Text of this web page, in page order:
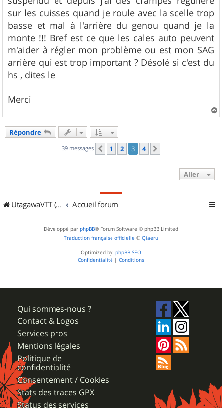
sur les cuisses quand je roule avec la scelle trop
basse et mal à l'arrière du genou quand je la
monte !!! Bref est ce que les cales auto peuvent
m'aider à régler mon problème ou est mon SAG
arrière qui est trop important ? Désolé si c'est du
hs , dites le
Merci
a
Répondre
39 messages Précédent
1 2 3 4
Aller
UtagawaVTT (Randos VTT et VTTAE avec traces GPS) Accueil forum
Développé par phpBB® Forum Software © phpBB Limited
Traduction française officielle © Qiaeru
Optimized by: phpBB SEO
Confidentialité | Conditions
Qui sommes-nous ?
Contact & Logos
Services pros
Mentions légales
Politique de
confidentialité
Consentement / Cookies
Stats des traces GPX
Status des services